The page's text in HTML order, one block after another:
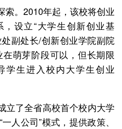
索。2010年起，该校将创业
设立“大学生创新创业基
副处长/创新创业学院副院
萌芽阶段可以，但长期限
学生进入校内大学生创业
立了全省高校首个校内大学
人公司”模式，提供政策、